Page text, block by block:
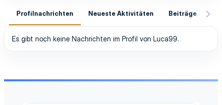
Profilnachrichten Neueste Aktivitäten Beiträge
Es gibt noch keine Nachrichten im Profil von Luca99.